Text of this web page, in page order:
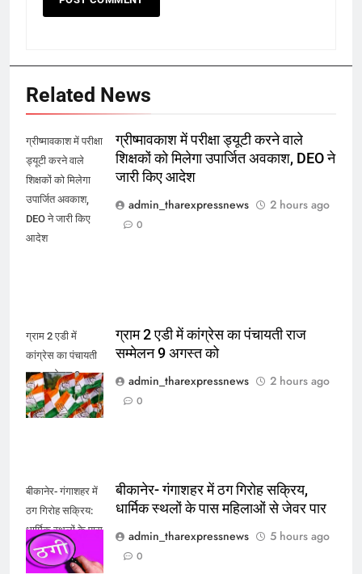
Related News
ग्रीष्मावकाश में परीक्षा
ड्यूटी करने वाले
शिक्षकों को मिलेगा
उपार्जित अवकाश,
DEO ने जारी किए
आदेश
ग्रीष्मावकाश में परीक्षा ड्यूटी करने वाले
शिक्षकों को मिलेगा उपार्जित अवकाश, DEO ने
जारी किए आदेश
admin_tharexpressnews
2 hours ago
0
ग्राम 2 एडी में
कांग्रेस का पंचायती
राज सम्मेलन 9
अगस्त को
ग्राम 2 एडी में कांग्रेस का पंचायती राज
सम्मेलन 9 अगस्त को
admin_tharexpressnews
2 hours ago
0
बीकानेर- गंगाशहर में
ठग गिरोह सक्रिय:
धार्मिक स्थलों के पास
महिलाओं से जेवर पार
बीकानेर- गंगाशहर में ठग गिरोह सक्रिय,
धार्मिक स्थलों के पास महिलाओं से जेवर पार
admin_tharexpressnews
5 hours ago
0